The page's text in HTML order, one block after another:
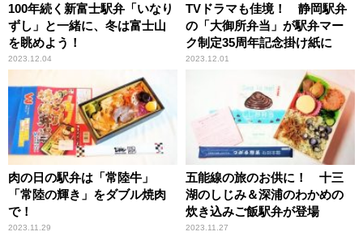
100年続く新富士駅弁「いなり
ずし」と一緒に、冬は富士山
を眺めよう！
2023.12.04
TVドラマも佳境！ 静岡駅弁
の「大御所弁当」が駅弁マー
ク制定35周年記念掛け紙に
2023.12.01
肉の日の駅弁は「常陸牛」
「常陸の輝き」をダブル焼肉
で！
2023.11.29
五能線の旅のお供に！ 十三
湖のしじみ＆深浦のわかめの
炊き込みご飯駅弁が登場
2023.11.27